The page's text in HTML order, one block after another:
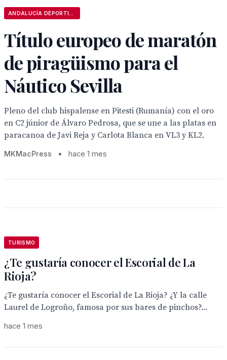
Título europeo de maratón
de piragüismo para el
Náutico Sevilla
Pleno del club hispalense en Pitesti (Rumanía) con el oro
en C2 júnior de Álvaro Pedrosa, que se une a las platas en
paracanoa de Javi Reja y Carlota Blanca en VL3 y KL2.
MKMacPress • hace 1 mes
TURISMO
¿Te gustaría conocer el Escorial de La
Rioja?
¿Te gustaría conocer el Escorial de La Rioja? ¿Y la calle
Laurel de Logroño, famosa por sus bares de pinchos?...
hace 1 mes